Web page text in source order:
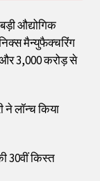
औद्योगिक
मैन्युफैक्चरिंग
₹3,000 करोड़ से
लॉन्च किया
30वीं किस्त